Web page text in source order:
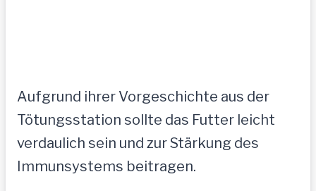
Aufgrund ihrer Vorgeschichte aus der
Tötungsstation sollte das Futter leicht
verdaulich sein und zur Stärkung des
Immunsystems beitragen.